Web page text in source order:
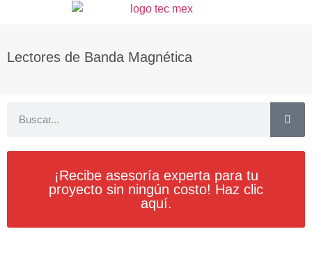
Lectores de Banda Magnética
¡Recibe asesoría experta para tu
proyecto sin ningún costo! Haz clic
aquí.